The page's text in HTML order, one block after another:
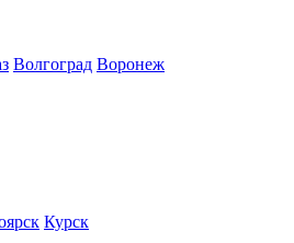
Волгоград Воронеж
Курск